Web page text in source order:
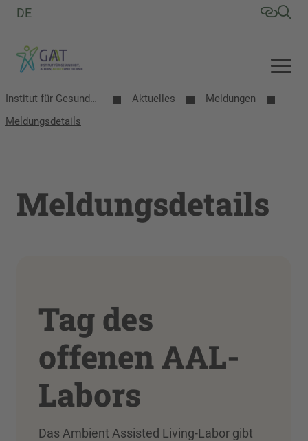
DE
Institut für Gesundheit, Altern, Arbeit und Technik (GAT) Aktuelles
Meldungen
Meldungsdetails
Meldungsdetails
Tag des
offenen AAL-
Labors
Das Ambient Assisted Living-Labor gibt